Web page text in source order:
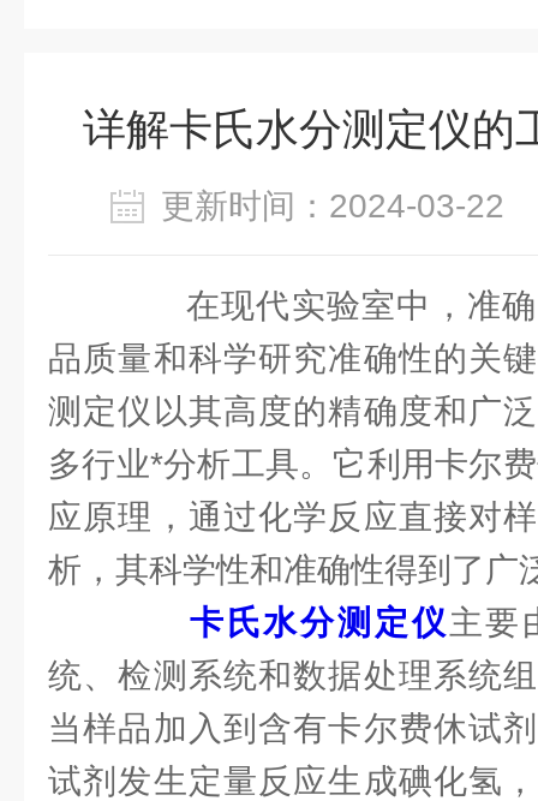
详解卡氏水分测定仪的
更新时间：2024-03-
在现代实验室中，准确
品质量和科学研究准确性的关
测定仪以其高度的精确度和广
多行业*分析工具。它利用卡尔
应原理，通过化学反应直接对
析，其科学性和准确性得到了广
卡氏水分测定仪主要
统、检测系统和数据处理系统
当样品加入到含有卡尔费休试
试剂发生定量反应生成碘化氢